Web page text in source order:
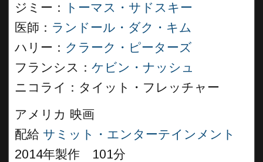
ジミー：
トーマス・サドスキー
医師： ランドール・ダク・キム
ハリー： クラーク・ピーターズ
フランシス： ケビン・ナッシュ
ニコライ：タイット・フレッチャー
アメリカ 映画
配給 サミット・エンターテインメント
2014年製作 101分